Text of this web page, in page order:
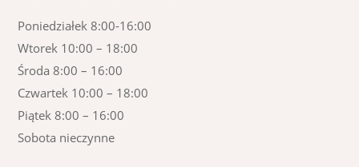
Poniedziałek 8:00-16:00
Wtorek 10:00 – 18:00
Środa 8:00 – 16:00
Czwartek 10:00 – 18:00
Piątek 8:00 – 16:00
Sobota nieczynne